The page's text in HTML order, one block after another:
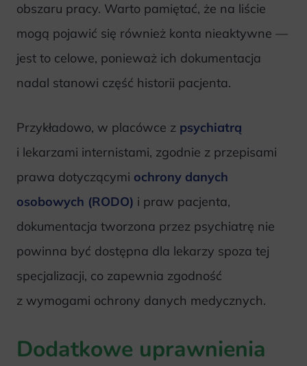
obszaru pracy. Warto pamiętać, że na liście
mogą pojawić się również konta nieaktywne —
jest to celowe, ponieważ ich dokumentacja
nadal stanowi część historii pacjenta.
Przykładowo, w placówce z psychiatrą
i lekarzami internistami, zgodnie z przepisami
prawa dotyczącymi ochrony danych
osobowych (RODO) i praw pacjenta,
dokumentacja tworzona przez psychiatrę nie
powinna być dostępna dla lekarzy spoza tej
specjalizacji, co zapewnia zgodność
z wymogami ochrony danych medycznych.
Dodatkowe uprawnienia